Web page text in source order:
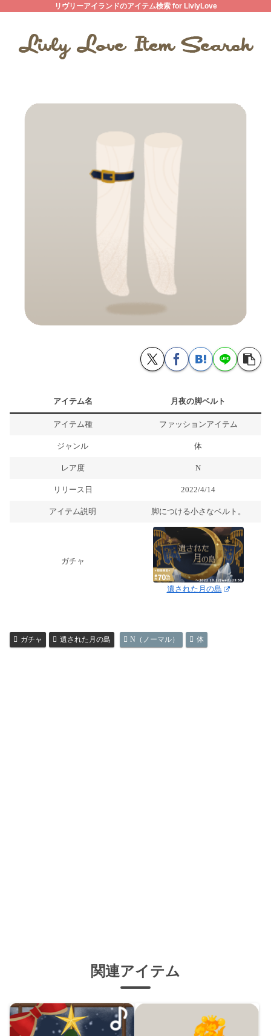
リヴリーアイランドのアイテム検索 for LivlyLove
アイテム名 月夜の脚ベルト
アイテム種 ファッションアイテム
ジャンル 体
レア度 N
リリース日 2022/4/14
アイテム説明 脚につける小さなベルト。
ガチャ
遺された月の島
ガチャ 遺された月の島 N（ノーマル） 体
関連アイテム